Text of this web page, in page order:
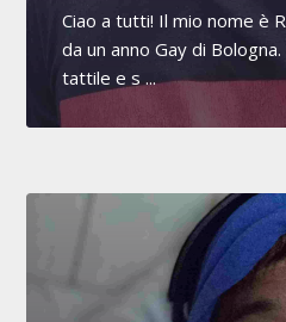
Ciao a tutti! Il mio nome è
da un anno Gay di
tattile e s ...